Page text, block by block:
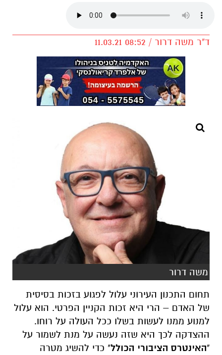
ד"ר משה דרור / 08:52 11.03.21
משה דרור
תחום התכנון העירוני עלול לפגוע בזכות בסיסית
של האדם – הרי היא זכות הקניין הפרטי. הוא עלול
למנוע ממנו לעשות בשלו ככל העולה על רוחו.
ההצדקה לכך היא שזה נעשה על מנת לשמור על
"האינטרס הציבורי הכולל" כדי להשיג מטרה